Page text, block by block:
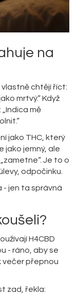
na
vlastně chtějí říct:
mrtvý.“ Když
„Indica mě
jako THC, který
jako jemný, ale
Je to o
odpočinku.
- jen ta správná
H4CBD
- ráno, aby se
večer přepnou
zad, řekla: